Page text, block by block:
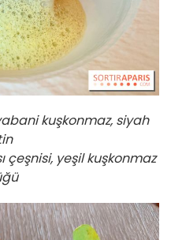
kuşkonmaz, siyah
çeşnisi, yeşil kuşkonmaz